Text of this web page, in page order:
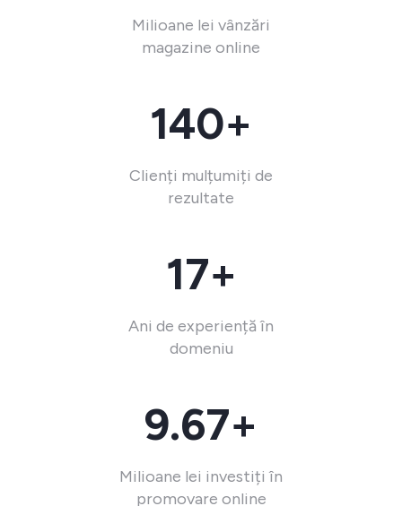
Milioane lei vânzări
magazine online
140+
Clienți mulțumiți de
rezultate
17+
Ani de experiență în
domeniu
9.67+
Milioane lei investiți în
promovare online